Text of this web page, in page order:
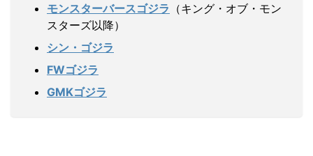
モンスターバースゴジラ （キング・オブ・モン
スターズ以降）
シン・ゴジラ
FWゴジラ
GMKゴジラ